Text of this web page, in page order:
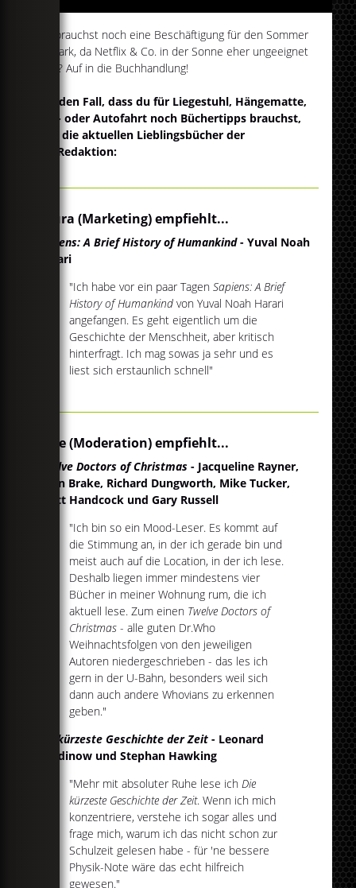
Du brauchst noch eine Beschäftigung für den Sommer
im Park, da Netflix & Co. in der Sonne eher ungeeignet
sind? Auf in die Buchhandlung!
Für den Fall, dass du für Liegestuhl, Hängematte,
Zug- oder Autofahrt noch Büchertipps brauchst,
hier die aktuellen Lieblingsbücher der
egoRedaktion:
Laura (Marketing) empfiehlt...
Sapiens: A Brief History of Humankind- Yuval Noah
Harari
"Ich habe vor ein paar TagenSapiens: A Brief
History of Humankind von Yuval Noah Harari
angefangen. Es geht eigentlich um die
Geschichte der Menschheit, aber kritisch
hinterfragt. Ich mag sowas ja sehr und es
liest sich erstaunlich schnell"
Elise (Moderation) empfiehlt...
Twelve Doctors of Christmas - Jacqueline Rayner,
Colin Brake, Richard Dungworth, Mike Tucker,
Scott Handcock und Gary Russell
"Ich bin so ein Mood-Leser. Es kommt auf
die Stimmung an, in der ich gerade bin und
meist auch auf die Location, in der ich lese.
Deshalb liegen immer mindestens vier
Bücher in meiner Wohnung rum, die ich
aktuell lese. Zum einen Twelve Doctors of
Christmas - alle guten Dr.Who
Weihnachtsfolgen von den jeweiligen
Autoren niedergeschrieben - das les ich
gern in der U-Bahn, besonders weil sich
dann auch andere Whovians zu erkennen
geben."
Die kürzeste Geschichte der Zeit - Leonard
Mlodinow und Stephan Hawking
"Mehr mit absoluter Ruhe lese ichDie
kürzeste Geschichte der Zeit. Wenn ich mich
konzentriere, verstehe ich sogar alles und
frage mich, warum ich das nicht schon zur
Schulzeit gelesen habe - für 'ne bessere
Physik-Note wäre das echt hilfreich
gewesen."